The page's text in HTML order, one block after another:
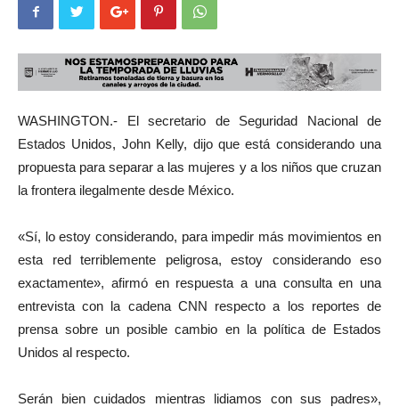
WASHINGTON.- El secretario de Seguridad Nacional de
Estados Unidos, John Kelly, dijo que está considerando una
propuesta para separar a las mujeres y a los niños que cruzan
la frontera ilegalmente desde México.
«Sí, lo estoy considerando, para impedir más movimientos en
esta red terriblemente peligrosa, estoy considerando eso
exactamente», afirmó en respuesta a una consulta en una
entrevista con la cadena CNN respecto a los reportes de
prensa sobre un posible cambio en la política de Estados
Unidos al respecto.
Serán bien cuidados mientras lidiamos con sus padres»,